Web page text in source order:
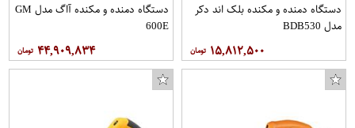
دستگاه دمنده و مکنده بلک اند دکر
مدل BDB530
۱۵,۸۱۲,۵۰۰
دستگاه دمنده و مکنده آاگ مدل GM
600E
۴۴,۹۰۹,۸۳۴